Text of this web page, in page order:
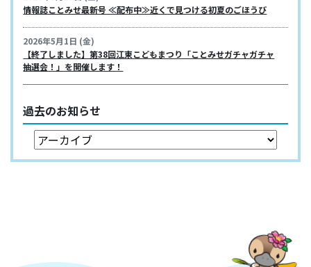
情報誌ことみせ最新号 ≪配布中≫近くで見つける初夏のごほうび
2026年5月1日 (金)
【終了しました】第38回江東こどもまつり「ことみせガチャガチャ
抽選会！」を開催します！
過去のお知らせ